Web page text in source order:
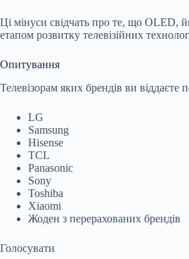
Ці мінуси свідчать про те, що OLED,
етапом розвитку телевізійних
Опитування
Телевізорам яких брендів ви віддаєте
LG
Samsung
Hisense
TCL
Panasonic
Sony
Toshiba
Xiaomi
Жоден з перерахованих брендів
Голосувати